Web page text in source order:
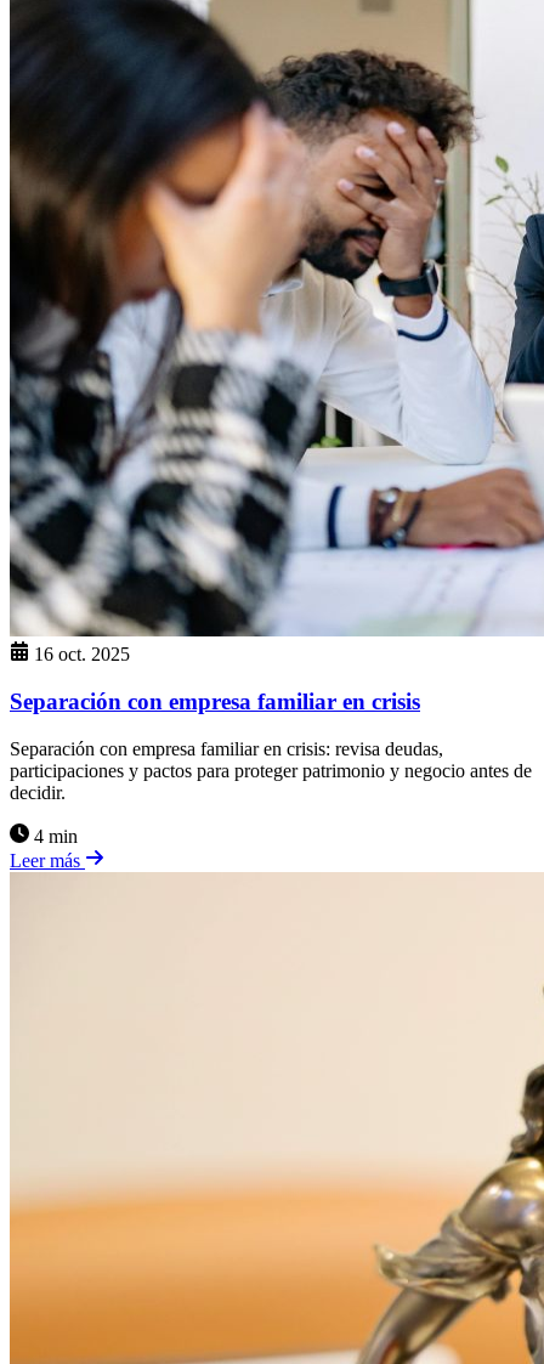
16 oct. 2025
Separación con empresa familiar en crisis
Separación con empresa familiar en crisis: revisa deudas,
participaciones y pactos para proteger patrimonio y negocio antes de
decidir.
4 min
Leer más